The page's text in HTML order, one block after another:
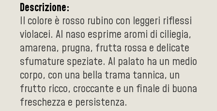
Descrizione:
Il colore è rosso rubino con leggeri riflessi
violacei. Al naso esprime aromi di ciliegia,
amarena, prugna, frutta rossa e delicate
sfumature speziate. Al palato ha un medio
corpo, con una bella trama tannica, un
frutto ricco, croccante e un finale di buona
freschezza e persistenza.